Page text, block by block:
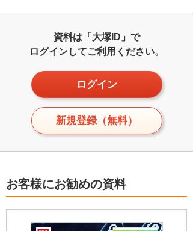
資料は「大塚ID」で
ログインしてご利用ください。
ログイン
新規登録（無料）
お客様にお勧めの資料